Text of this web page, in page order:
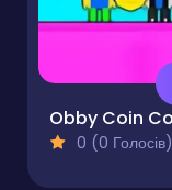
0 (0 Голосів)